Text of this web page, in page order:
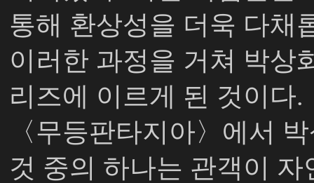
통해 환상성을 더욱 다채
이러한 과정을 거쳐 박상
리즈에 이르게 된 것이다.
〈무등판타지아〉에서
것 중의 하나는 관객이